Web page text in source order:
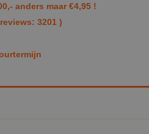
anders maar €4,95 !
3201 )